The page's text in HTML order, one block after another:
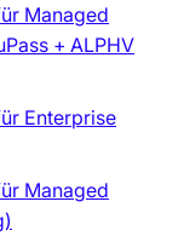
Managed
+ ALPHV
Enterprise
Managed